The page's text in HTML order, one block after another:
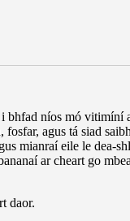
níos mó vitimíní
agus tá siad
mianraí eile le dea-
ar cheart go
daor.